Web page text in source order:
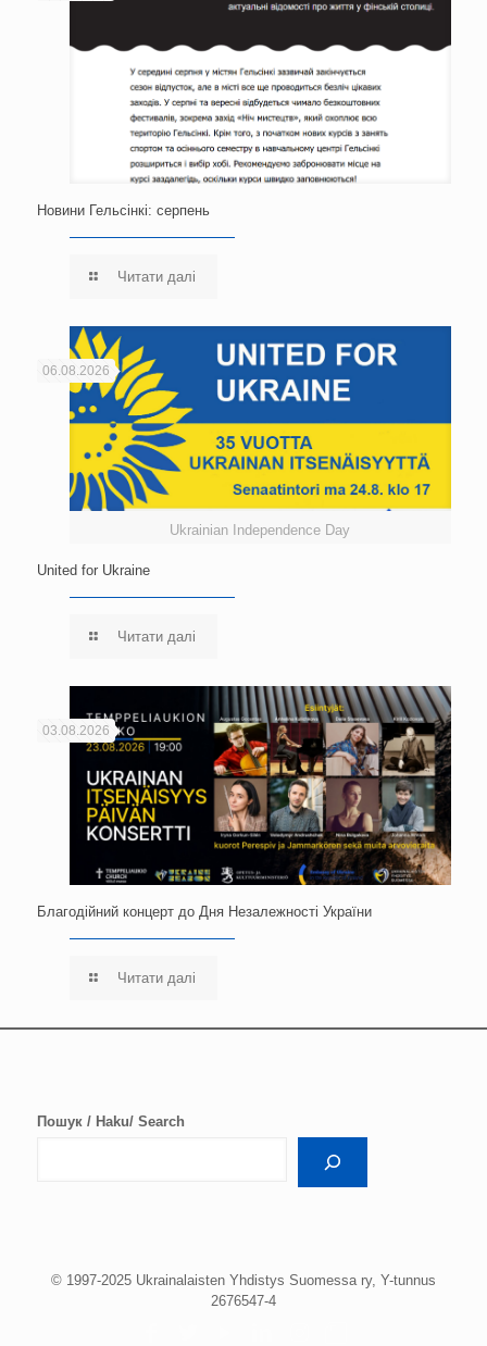
Новини Гельсінкі: серпень
Читати далі
Ukrainian Independence Day
06.08.2026
United for Ukraine
Читати далі
03.08.2026
Благодійний концерт до Дня Незалежності України
Читати далі
Пошук / Haku/ Search
© 1997-2025 Ukrainalaisten Yhdistys Suomessa ry, Y-tunnus
2676547-4